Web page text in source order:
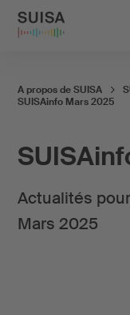
Actualités
Mars 2025
A propos de SUISA
SUISAinfo Mars 2025